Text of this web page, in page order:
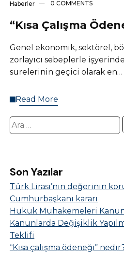
Haberler 0 COMMENTS
“Kısa Çalışma
Genel ekonomik, sektörel,
zorlayıcı sebeplerle
sürelerinin geçici olarak en…
Read More
Arama:
Son Yazılar
Türk Lirası’nın değerinin
Cumhurbaşkanı kararı
Hukuk Muhakemeleri
Kanunlarda Değişiklik
Teklifi
“Kısa çalışma ödeneği”